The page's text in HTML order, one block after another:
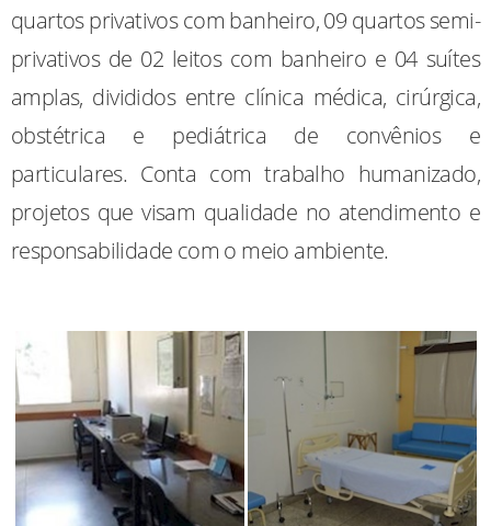
quartos privativos com banheiro, 09 quartos semi-
privativos de 02 leitos com banheiro e 04 suítes
amplas, divididos entre clínica médica, cirúrgica,
obstétrica e pediátrica de convênios e
particulares. Conta com trabalho humanizado,
projetos que visam qualidade no atendimento e
responsabilidade com o meio ambiente.